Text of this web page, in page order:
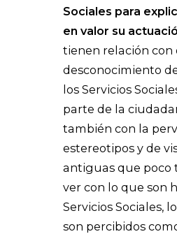
Sociales para
en valor su
tienen relación con
desconocimiento
los Servicios
parte de la
también con la
estereotipos y de
antiguas que poco
ver con lo que son
Servicios Sociales,
son percibidos